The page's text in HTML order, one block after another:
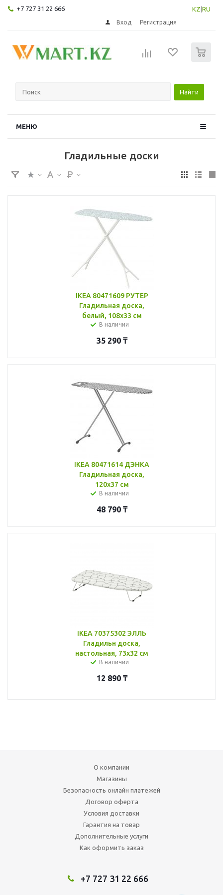
+7 727 31 22 666 KZ RU
Вход Регистрация
Найти
МЕНЮ
Гладильные доски
IKEA 80471609 РУТЕР
Гладильная доска,
белый, 108x33 см
В наличии
35 290₸
IKEA 80471614 ДЭНКА
Гладильная доска,
120x37 см
В наличии
48 790₸
IKEA 70375302 ЭЛЛЬ
Гладильн доска,
настольная, 73x32 см
В наличии
12 890₸
О компании
Магазины
Безопасность онлайн платежей
Договор оферта
Условия доставки
Гарантия на товар
Дополнительные услуги
Как оформить заказ
+7 727 31 22 666